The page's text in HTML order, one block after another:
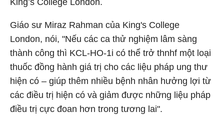
King’s College London.
Giáo sư Miraz Rahman của King's College
London, nói, "Nếu các ca thử nghiệm lâm sàng
thành công thì KCL-HO-1i có thể trở thnhf một loại
thuốc đồng hành giá trị cho các liệu pháp ung thư
hiện có – giúp thêm nhiều bệnh nhân hưởng lợi từ
các điều trị hiện có và giảm được những liệu pháp
điều trị cực đoan hơn trong tương lai".